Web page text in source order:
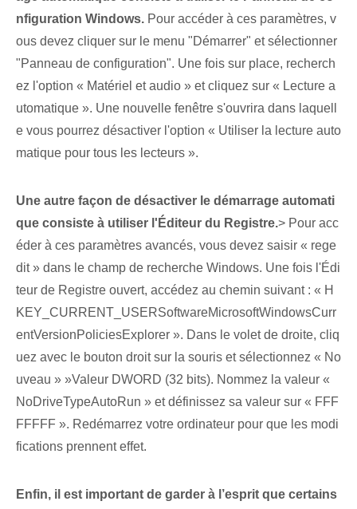
nfiguration Windows. Pour accéder à ces paramètres, v
ous devez cliquer sur le menu "Démarrer" et sélectionner
"Panneau de configuration". Une fois sur place, recherch
ez l'option « Matériel et audio » et cliquez sur « Lecture a
utomatique ». Une nouvelle fenêtre s'ouvrira dans laquell
e vous pourrez désactiver l'option « Utiliser la lecture auto
matique pour tous les lecteurs ».
Une autre façon de désactiver le démarrage automati
que consiste à utiliser l'Éditeur du Registre.> Pour acc
éder à ces paramètres avancés, vous devez saisir « rege
dit » dans le champ de recherche Windows. Une fois l'Édi
teur de Registre ouvert, accédez au chemin suivant : « H
KEY_CURRENT_USERSoftwareMicrosoftWindowsCurr
entVersionPoliciesExplorer ».‌ Dans le volet de droite, cliq
uez avec le bouton droit⁢ sur la souris et sélectionnez « No
uveau » ⁤»Valeur DWORD (32 bits). Nommez la valeur «
NoDriveTypeAutoRun » et définissez sa valeur sur « FFF
FFFFF ». Redémarrez votre ordinateur pour que les modi
fications prennent effet.
Enfin, il est important de garder à l’esprit que certains